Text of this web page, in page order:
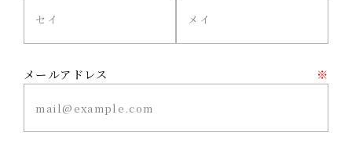
メールアドレス ※